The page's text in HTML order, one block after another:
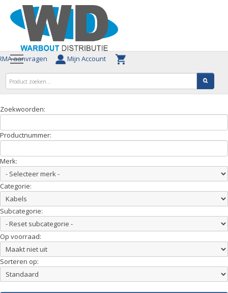
aanvragen Mijn Account
Zoekwoorden:
Productnummer:
Merk:
Categorie:
Subcategorie:
Op voorraad:
Sorteren op: